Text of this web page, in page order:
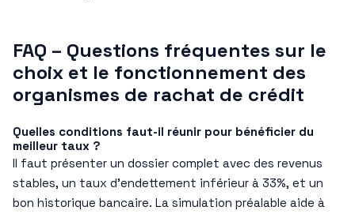
FAQ – Questions fréquentes sur le
choix et le fonctionnement des
organismes de rachat de crédit
Quelles conditions faut-il réunir pour bénéficier du
meilleur taux ?
Il faut présenter un dossier complet avec des revenus
stables, un taux d’endettement inférieur à 33%, et un
bon historique bancaire. La simulation préalable aide à